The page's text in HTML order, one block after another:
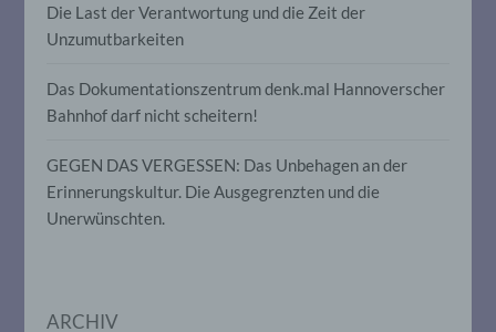
Die Last der Verantwortung und die Zeit der
Unzumutbarkeiten
Das Dokumentationszentrum denk.mal Hannoverscher
Bahnhof darf nicht scheitern!
GEGEN DAS VERGESSEN: Das Unbehagen an der
Erinnerungskultur. Die Ausgegrenzten und die
Unerwünschten.
ARCHIV
personenbezogenen Daten nicht einer
identifizierten oder identifizierbaren
Verantwortlicher oder für die Verarbeitung
Verantwortlicher ist die natürliche oder
personenbezogenen Daten entscheidet.